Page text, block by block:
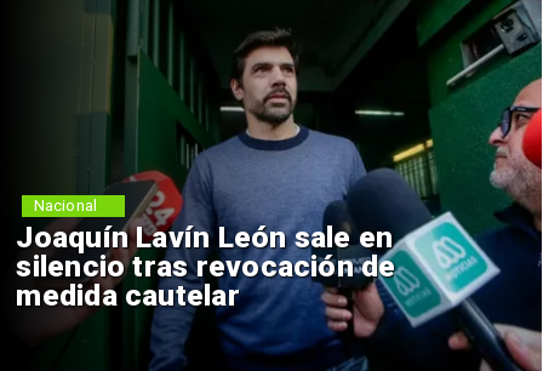
Joaquín Lavín León sale en
silencio tras revocación de
medida cautelar
Nacional